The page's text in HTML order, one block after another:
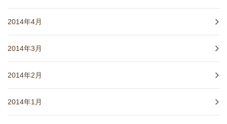
2014年4月
2014年3月
2014年2月
2014年1月